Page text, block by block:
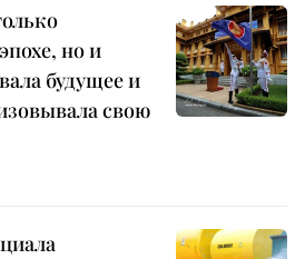
но и
будущее и
свою